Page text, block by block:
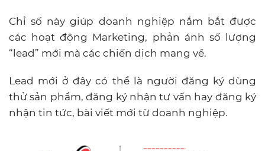
Chỉ số này giúp doanh nghiệp nắm bắt được
các hoạt động Marketing, phản ánh số lượng
“lead” mới mà các chiến dịch mang về.
Lead mới ở đây có thể là người đăng ký dùng
thử sản phẩm, đăng ký nhận tư vấn hay đăng ký
nhận tin tức, bài viết mới từ doanh nghiệp.